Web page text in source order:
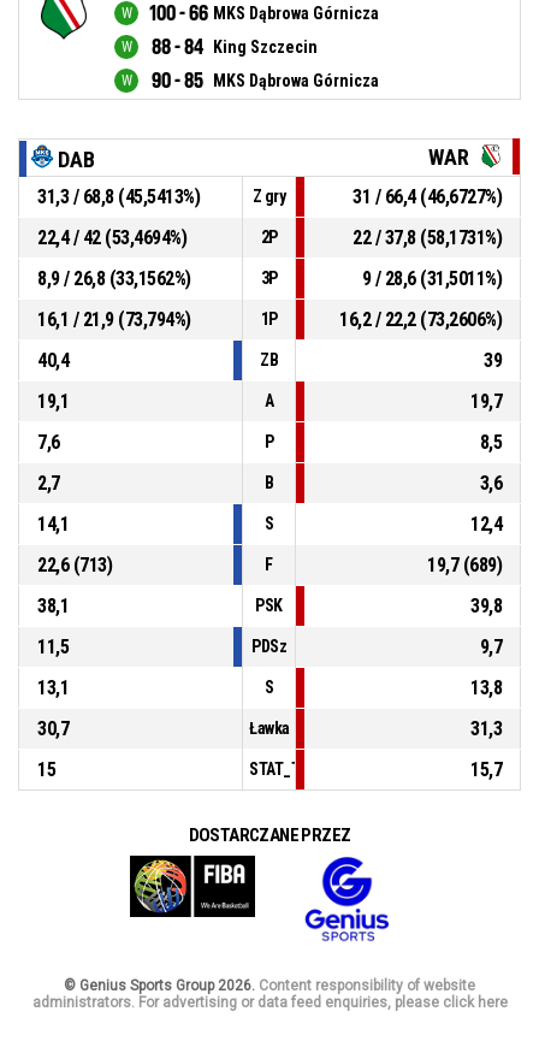
100 - 66 MKS Dąbrowa Górnicza
88 - 84 King Szczecin
90 - 85 MKS Dąbrowa Górnicza
DAB WAR
31,3 / 68,8 (45,5413%) Z gry
31 / 66,4 (46,6727%)
22,4 / 42 (53,4694%)
2P
22 / 37,8 (58,1731%)
8,9 / 26,8 (33,1562%)
3P
9 / 28,6 (31,5011%)
16,1 / 21,9 (73,794%)
1P
16,2 / 22,2 (73,2606%)
40,4
ZB
39
19,1
A
19,7
7,6
P
8,5
2,7
B
3,6
14,1
S
12,4
22,6 (713)
F
19,7 (689)
38,1
PSK
39,8
11,5
PDSz
9,7
13,1
S
13,8
30,7
Ławka
31,3
15
15,7
DOSTARCZANE PRZEZ
© Genius Sports Group 2026. Content responsibility of website
administrators. For advertising or data feed enquiries, please click here